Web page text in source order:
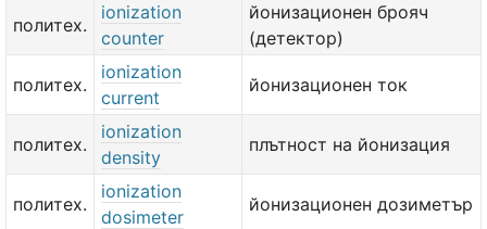
политех.
ionization
counter
йонизационен брояч
(детектор)
политех.
ionization
current
йонизационен ток
политех.
ionization
density
плътност на йонизация
политех.
ionization
dosimeter
йонизационен дозиметър